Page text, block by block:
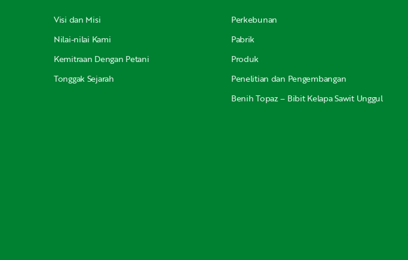
Visi dan Misi
Nilai-nilai Kami
Kemitraan Dengan Petani
Tonggak Sejarah
Perkebunan
Pabrik
Produk
Penelitian dan Pengembangan
Benih Topaz – Bibit Kelapa Sawit Unggul